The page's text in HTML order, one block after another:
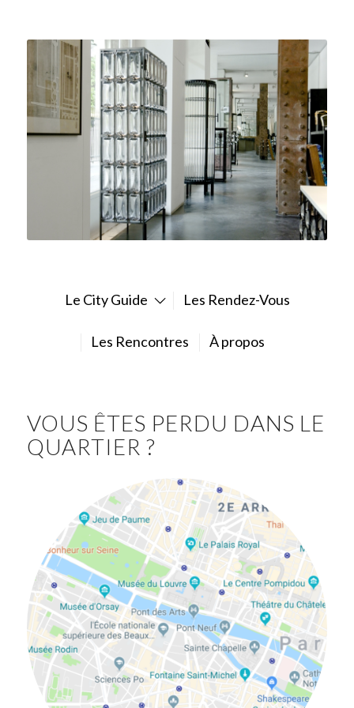
Le City Guide Les Rendez-Vous
Les Rencontres À propos
VOUS ÊTES PERDU DANS LE
QUARTIER ?